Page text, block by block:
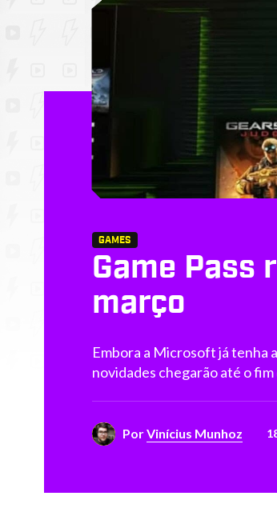
GAMES
Game Pass
março
Embora a Microsoft já tenha
novidades chegarão até o fim
PorVinícius Munhoz